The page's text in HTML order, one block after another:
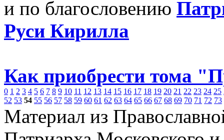
и по благословению
Руси Кирилла
Как приобрести тома
0 1 2 3 4 5 6 7 8 9 10 11 12 13 14 15 16 17 18 19 20 21 22 23 24 25
52 53 54 55 56 57 58 59 60 61 62 63 64 65 66 67 68 69 70 71 72 73
Материал из